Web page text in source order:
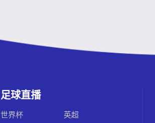
足球直播
世界杯 英超